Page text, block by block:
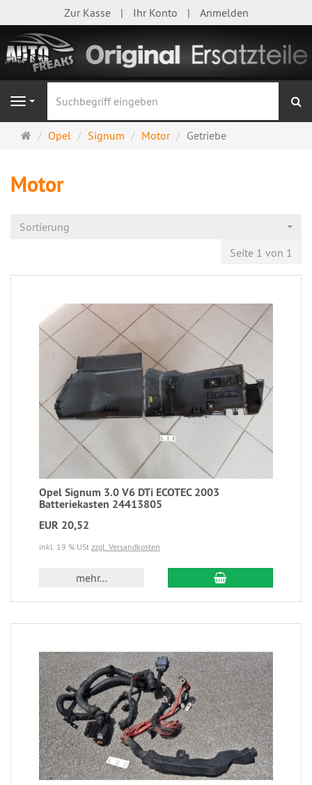
Zur Kasse Ihr Konto Anmelden
Navigation
Startseite
Opel Signum Motor Getriebe
Motor
Sortierung
Seite 1 von 1
Opel Signum 3.0 V6 DTi ECOTEC 2003
Batteriekasten 24413805
EUR 20,52
inkl. 19 % USt zzgl. Versandkosten
mehr...